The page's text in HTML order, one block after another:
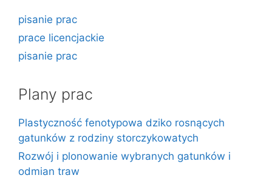
pisanie prac
prace licencjackie
pisanie prac
Plany prac
Plastyczność fenotypowa dziko rosnących
gatunków z rodziny storczykowatych
Rozwój i plonowanie wybranych gatunków i
odmian traw